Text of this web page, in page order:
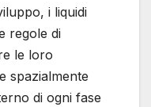
i liquidi
regole di
le loro
spazialmente
di ogni fase